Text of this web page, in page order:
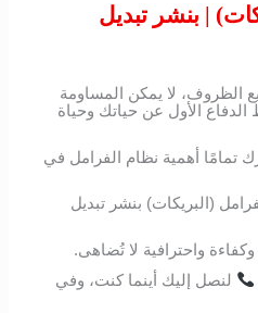
| بنشر تبديل
الظروف، لا يمكن المساومة
الأول عن حياتك وحياة
تمامًا أهمية نظام الفرامل في
(البريكات) بنشر تبديل
واحترافية لا تُضاهى.
لنصل إليك أينما كنت، وفي